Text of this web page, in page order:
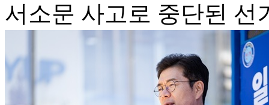
서소문 사고로 중단된 선